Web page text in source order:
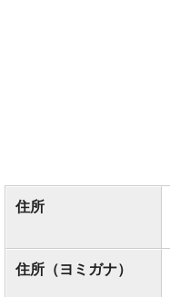
住所
住所（ヨミガナ）